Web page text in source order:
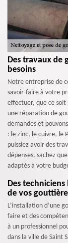
Des travaux de
besoins
Notre entreprise de
savoir-faire à votre
effectuer, que ce
une réparation de
demandes et
: le zinc, le cuivre, le
puissiez avoir des
dépenses, sachez
adaptés à votre
Des
de vos
L’installation d’une
faire et des
à un professionnel
dans la ville de Saint